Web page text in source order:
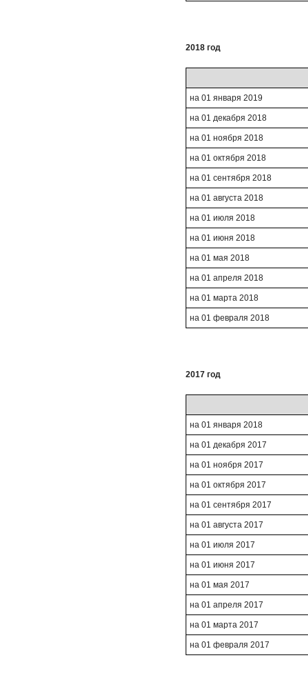
2018 год
на 01 января 2019
на 01 декабря 2018
на 01 ноября 2018
на 01 октября 2018
на 01 сентября 2018
на 01 августа 2018
на 01 июля 2018
на 01 июня 2018
на 01 мая 2018
на 01 апреля 2018
на 01 марта 2018
на 01 февраля 2018
2017 год
на 01 января 2018
на 01 декабря 2017
на 01 ноября 2017
на 01 октября 2017
на 01 сентября 2017
на 01 августа 2017
на 01 июля 2017
на 01 июня 2017
на 01 мая 2017
на 01 апреля 2017
на 01 марта 2017
на 01 февраля 2017